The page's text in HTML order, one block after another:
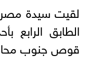
لقيت سيدة
الطابق الرابع
قوص جنوب